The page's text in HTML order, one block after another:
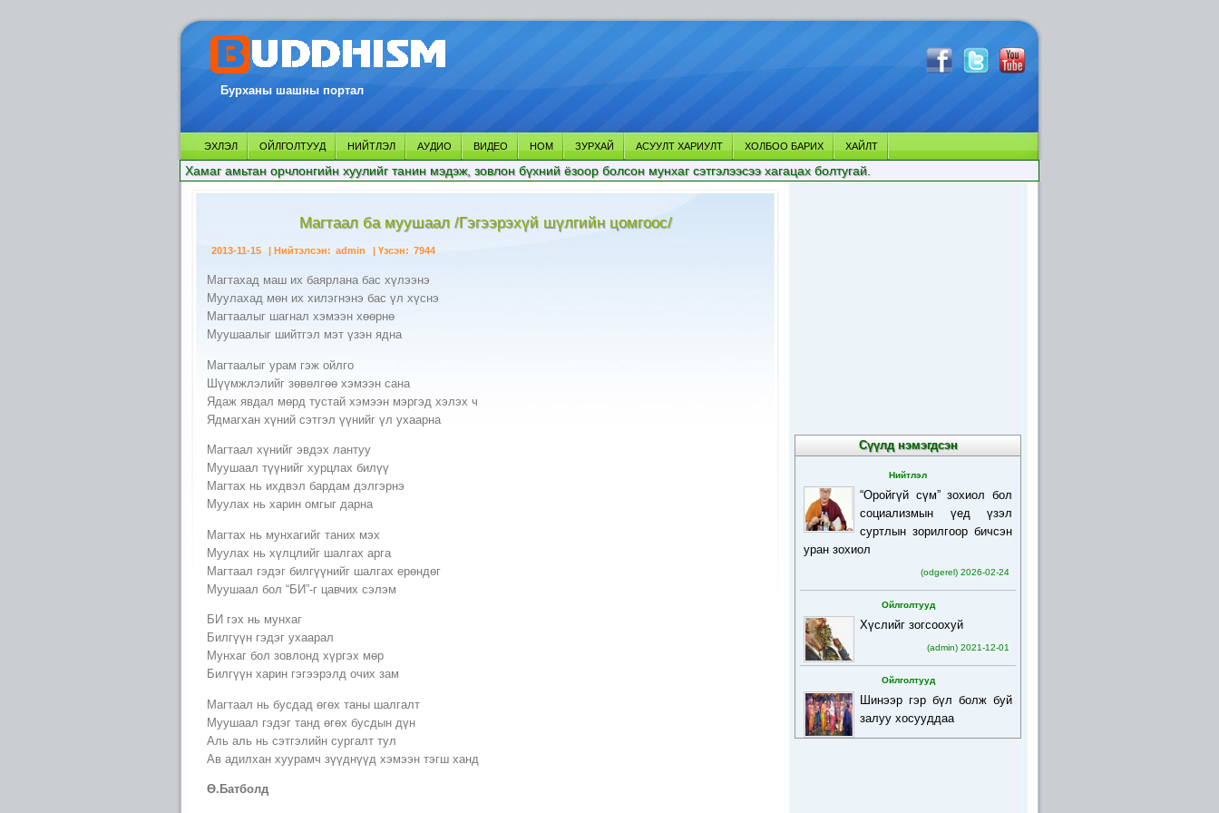
Бурханы шашны портал
ЭХЛЭЛ ОЙЛГОЛТУУД НИЙТЛЭЛ АУДИО ВИДЕО НОМ ЗУРХАЙ АСУУЛТ ХАРИУЛТ ХОЛБОО БАРИХ ХАЙЛТ
Хамаг амьтан орчлонгийн хуулийг танин мэдэж, зовлон бүхний ёзоор болсон мунхаг сэтгэлээсээ хагацах болтугай.
Магтаал ба муушаал /Гэгээрэхүй шүлгийн цомгоос/
2013-11-15 | Нийтэлсэн: admin | Үзсэн: 7944
Магтахад маш их баярлана бас хүлээнэ
Муулахад мөн их хилэгнэнэ бас үл хүснэ
Магтаалыг шагнал хэмээн хөөрнө
Муушаалыг шийтгэл мэт үзэн ядна
Магтаалыг урам гэж ойлго
Шүүмжлэлийг зөвөлгөө хэмээн сана
Ядаж явдал мөрд тустай хэмээн мэргэд хэлэх ч
Ядмагхан хүний сэтгэл үүнийг үл ухаарна
Магтаал хүнийг эвдэх лантуу
Муушаал түүнийг хурцлах билүү
Магтах нь ихдвэл бардам дэлгэрнэ
Муулах нь харин омгыг дарна
Магтах нь мунхагийг таних мэх
Муулах нь хүлцлийг шалгах арга
Магтаал гэдэг билгүүнийг шалгах ерөндөг
Муушаал бол “БИ”-г цавчих сэлэм
БИ гэх нь мунхаг
Билгүүн гэдэг ухаарал
Мунхаг бол зовлонд хүргэх мөр
Билгүүн харин гэгээрэлд очих зам
Магтаал нь бусдад өгөх таны шалгалт
Муушаал гэдэг танд өгөх бусдын дүн
Аль аль нь сэтгэлийн сургалт тул
Ав адилхан хуурамч зүүднүүд хэмээн тэгш ханд
Ө.Батболд
Сүүлд нэмэгдсэн
Нийтлэл
“Оройгүй сүм” зохиол бол
социализмын үед үзэл
суртлын зорилгоор бичсэн
уран зохиол
(odgerel) 2026-02-24
Ойлголтууд
Хүслийг зогсоохуй
(admin) 2021-12-01
Ойлголтууд
Шинээр гэр бүл болж буй
залуу хосууддаа
(admin) 2021-12-01